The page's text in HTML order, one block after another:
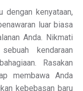
dengan kenyataan,
luar biasa
Anda. Nikmati
kendaraan
Rasakan
membawa Anda
kebebasan baru